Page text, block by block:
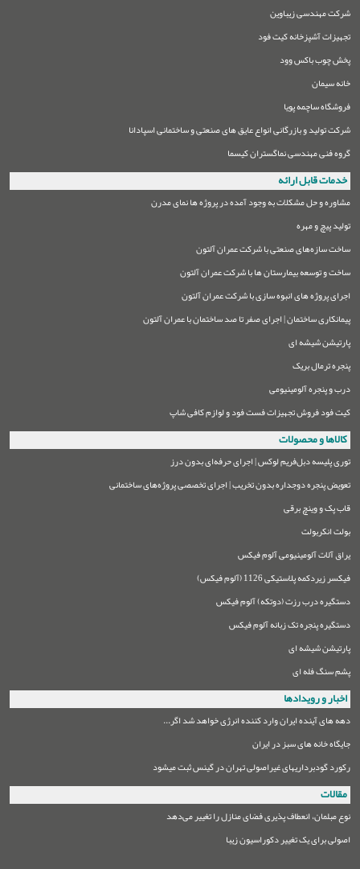
شرکت مهندسی زیباوین
تجهیزات آشپزخانه کیت فود
پخش چوب باکس وود
خانه سیمان
فروشگاه ساچمه پویا
شرکت تولید و بازرگانی انواع عایق های صنعتی و ساختمانی اسپادانا
گروه فنی مهندسی نماگستران کیسما
خدمات قابل ارائه
مشاوره و حل مشکلات به وجود آمده در پروژه ها نمای مدرن
تولید پیچ و مهره
ساخت سازه‌های صنعتی با شرکت عمران آلتون
ساخت و توسعه بیمارستان ها با شرکت عمران آلتون
اجرای پروژه های انبوه سازی با شرکت عمران آلتون
پیمانکاری ساختمان | اجرای صفر تا صد ساختمان با عمران آلتون
پارتیشن شیشه ای
پنجره ترمال بریک
درب و پنجره آلومینیومی
کیت فود فروش تجهیزات فست فود و لوازم کافی شاپ
کالاها و محصولات
توری پلیسه دبل‌فریم لوکس | اجرای حرفه‌ای بدون درز
تعویض پنجره دوجداره بدون تخریب | اجرای تخصصی پروژه‌های ساختمانی
قاب پک و وینچ برقی
بولت انکربولت
یراق آلات آلومینیومی آلوم فیکس
فیکسر زیردکمه پلاستیکی 1126 (آلوم فیکس)
دستگیره درب رزت (دوتکه) آلوم فیکس
دستگیره پنجره تک زبانه آلوم فیکس
پارتیشن شیشه ای
پشم سنگ فله ای
اخبار و رویدادها
دهه های آینده ایران وارد کننده انرژی خواهد شد اگر...
جایگاه خانه های سبز در ایران
رکورد گودبرداریهای غیراصولی تهران در گینس ثبت میشود
مقالات
نوع مبلمان،‌ انعطاف پذیری فضای منازل را تغییر می‌دهد
اصولی برای یک تغییر دکوراسیون زیبا